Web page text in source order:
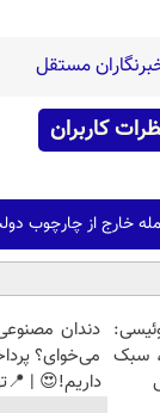
مستقل
کاربران
خارج از چارچوب
سبک
دندان
می‌خوای؟
داریم!😍 |